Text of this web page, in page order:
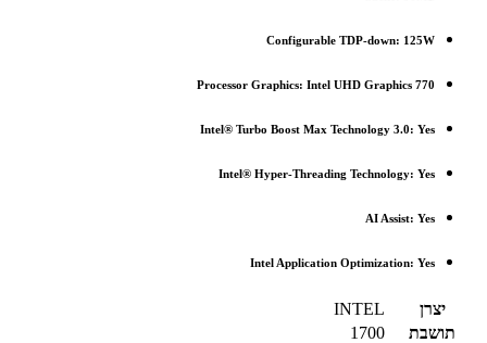
Configurable TDP-down: 125W
Processor Graphics: Intel UHD Graphics 770
Intel® Turbo Boost Max Technology 3.0: Yes
Intel® Hyper-Threading Technology: Yes
AI Assist: Yes
Intel Application Optimization: Yes
יצרן
INTEL
תושבת
1700